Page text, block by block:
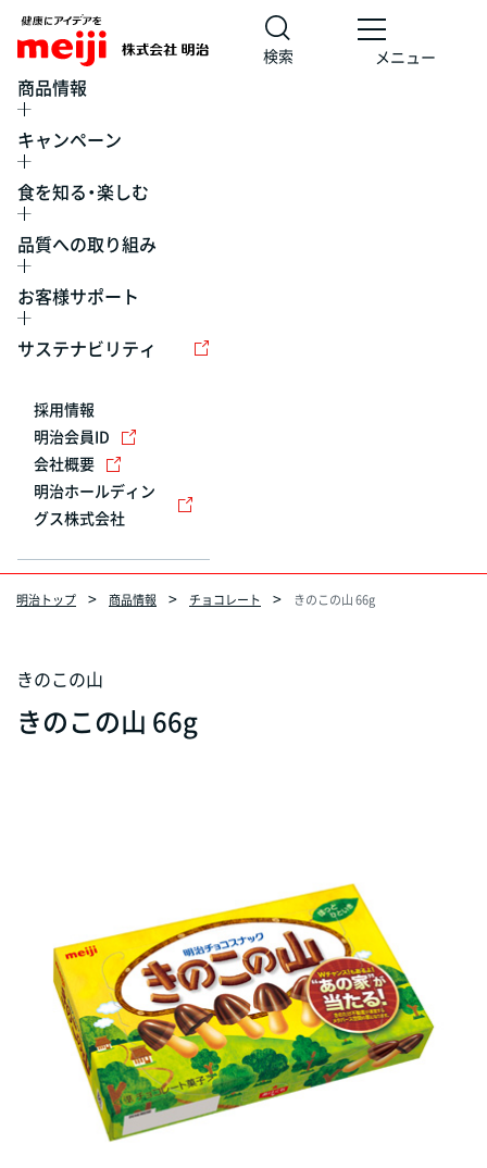
検索 メニュー
商品情報
キャンペーン
食を知る・楽しむ
品質への取り組み
お客様サポート
サステナビリティ
採用情報
明治会員ID
会社概要
明治ホールディン
グス株式会社
明治トップ 商品情報 チョコレート きのこの山 66g
きのこの山
きのこの山 66g